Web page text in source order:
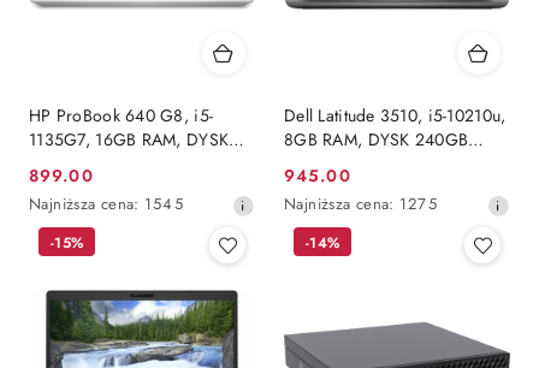
HP ProBook 640 G8, i5-
1135G7, 16GB RAM, DYSK
240GB SSD, INTEL, FHD,
Windows 11 Pro
Cena
promocyjna:
899.00
Najniższa
cena
dni
przed
obniżką
Najniższa cena: 1545
Dell Latitude 3510, i5-10210u,
8GB RAM, DYSK 240GB
SSD, INTEL, FHD, Windows
11 Pro
Cena
promocyjna:
945.00
Najniższa
cena
obniżką
Najniższa cena: 1275
-15% -14%